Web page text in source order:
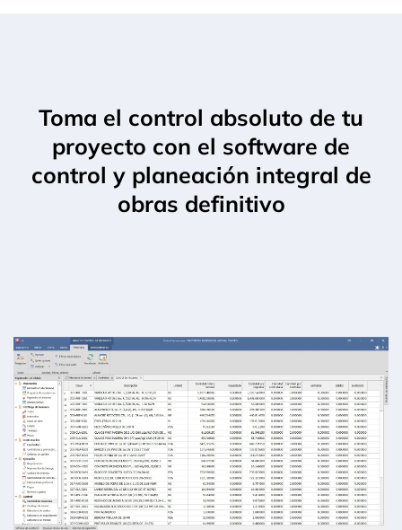
Toma el control absoluto de tu
proyecto con el software de
control y planeación integral de
obras definitivo